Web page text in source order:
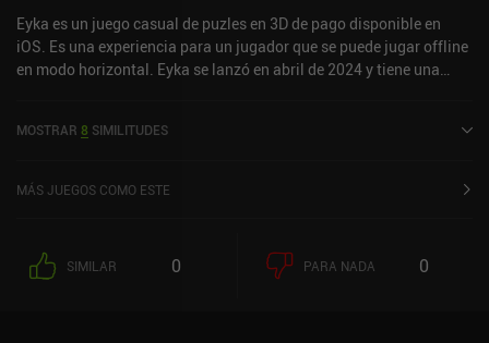
Eyka es un juego casual de puzles en 3D de pago disponible en
iOS. Es una experiencia para un jugador que se puede jugar offline
en modo horizontal. Eyka se lanzó en abril de 2024 y tiene una
MOSTRAR 8 SIMILITUDES
MÁS JUEGOS COMO ESTE
SIMILAR 0 PARA NADA 0